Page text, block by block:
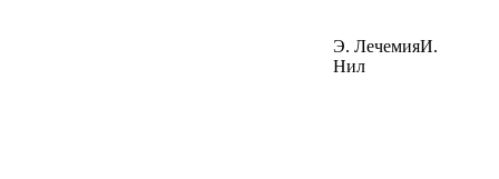
Э. ЛечемияИ.
Нил